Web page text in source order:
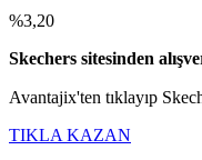
%3,20
Skechers sitesinden
Avantajix'ten tıklayıp
TIKLA KAZAN